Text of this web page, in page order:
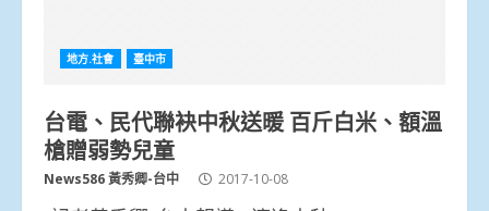
地方.社會 臺中市
台電、民代聯袂中秋送暖 百斤白米、額溫
槍贈弱勢兒童
News586 黃秀卿-台中 2017-10-08